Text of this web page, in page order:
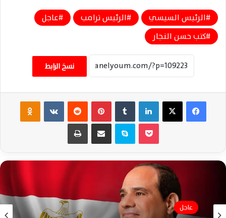
الرئيس السيسي الرئيس ترامب
عاجل
كتب حسن النجار
نسخ الرابط
فيسبوك ‫X لينكدإن بينتيريست ‏VKontakte
سكايب مشاركة عبر البريد طباعة
عاجل